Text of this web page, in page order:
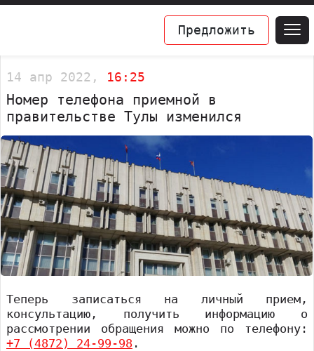
Предложить
14 апр 2022, 16:25
Номер телефона приемной в
правительстве Тулы изменился
Теперь записаться на личный прием,
консультацию, получить информацию о
рассмотрении обращения можно по телефону:
+7 (4872) 24-99-98 .